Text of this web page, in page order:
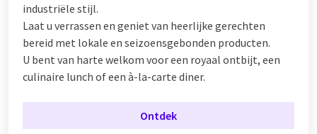
industriële stijl.
Laat u verrassen en geniet van heerlijke gerechten
bereid met lokale en seizoensgebonden producten.
U bent van harte welkom voor een royaal ontbijt, een
culinaire lunch of een à-la-carte diner.
Ontdek